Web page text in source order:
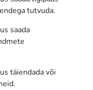
tutvuda.
saada
täiendada või